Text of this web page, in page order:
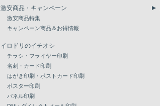
260
激安商品・キャンペーン
激安商品特集
キャンペーン商品＆お得情報
イロドリのイチオシ
チラシ・フライヤー印刷
名刺・カード印刷
はがき印刷・ポストカード印刷
ポスター印刷
パネル印刷